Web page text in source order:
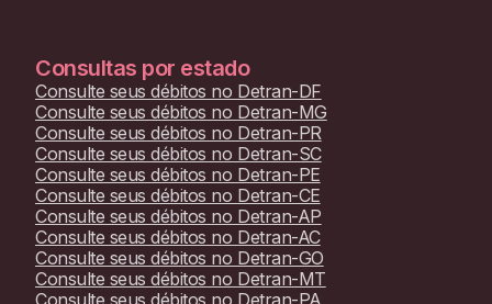
Consultas por estado
Consulte seus débitos no Detran-DF
Consulte seus débitos no Detran-MG
Consulte seus débitos no Detran-PR
Consulte seus débitos no Detran-SC
Consulte seus débitos no Detran-PE
Consulte seus débitos no Detran-CE
Consulte seus débitos no Detran-AP
Consulte seus débitos no Detran-AC
Consulte seus débitos no Detran-GO
Consulte seus débitos no Detran-MT
Consulte seus débitos no Detran-PA